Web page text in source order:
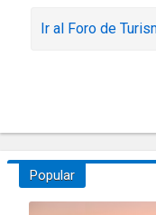
Ir al Foro de
Popular